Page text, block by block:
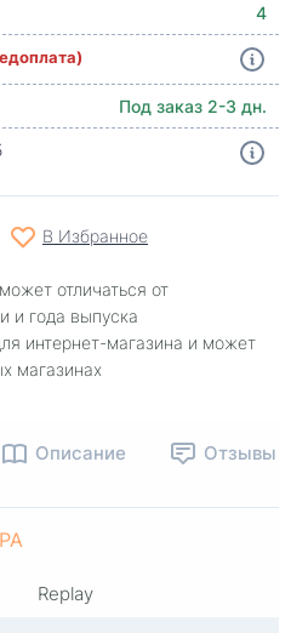
4
Под заказ 2-3 дн.
В Избранное
отличаться от
и года выпуска
интернет-магазина и может
магазинах
Описание Отзывы
Replay